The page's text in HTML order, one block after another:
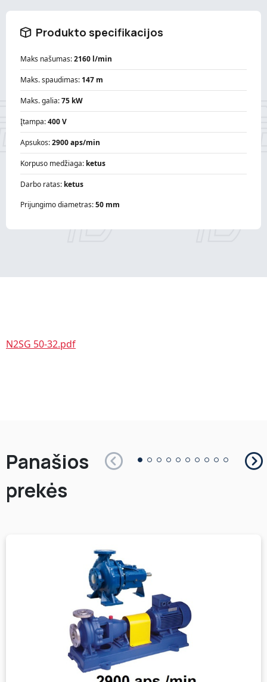
Produkto specifikacijos
Maks našumas:2160 l/min
Maks. spaudimas: 147 m
Maks. galia:75 kW
Įtampa:400 V
Apsukos:2900 aps/min
Korpuso medžiaga: ketus
Darbo ratas: ketus
Prijungimo diametras:50 mm
N2SG 50-32.pdf
Panašios
prekės